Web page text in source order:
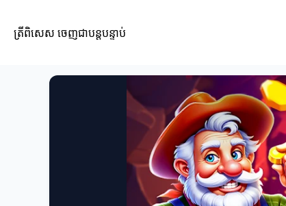
ត្រីពិសេស ចេញជាបន្តបន្ទាប់